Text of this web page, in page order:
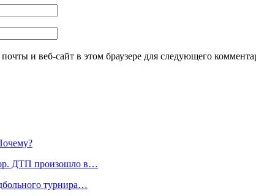
и веб-сайт в этом браузере для следующего
ДТП произошло в…
турнира…